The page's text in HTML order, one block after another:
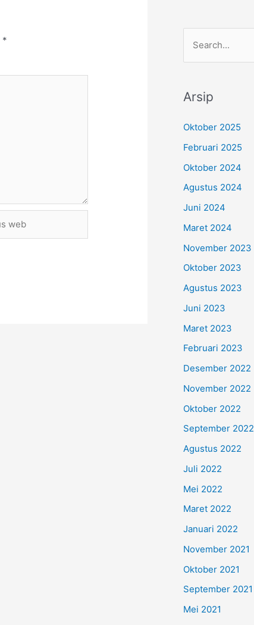
*
a
i
t
u
k
:
Arsip
Oktober 2025
Februari 2025
Oktober 2024
Agustus 2024
Juni 2024
Maret 2024
November 2023
Oktober 2023
Agustus 2023
Juni 2023
Maret 2023
Februari 2023
Desember 2022
November 2022
Oktober 2022
September 2022
Agustus 2022
Juli 2022
Mei 2022
Maret 2022
Januari 2022
November 2021
Oktober 2021
September 2021
Mei 2021